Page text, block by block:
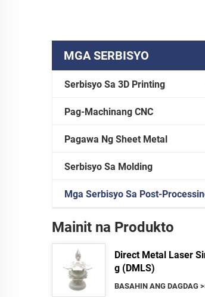
MGA SERBISYO
Serbisyo Sa 3D Printing
Pag-Machinang CNC
Pagawa Ng Sheet Metal
Serbisyo Sa Molding
Mga Serbisyo Sa Post-
Mainit na Produkto
Direct Metal Laser
g (DMLS)
BASAHIN ANG DAGDAG